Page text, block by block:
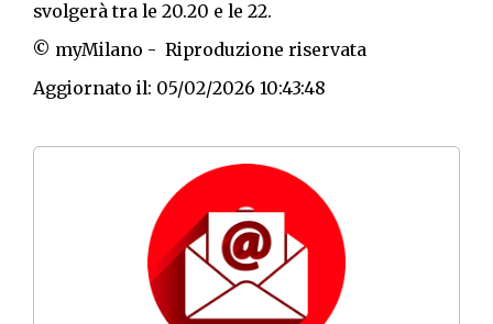
svolgerà tra le 20.20 e le 22.
© myMilano - Riproduzione riservata
Aggiornato il: 05/02/2026 10:43:48